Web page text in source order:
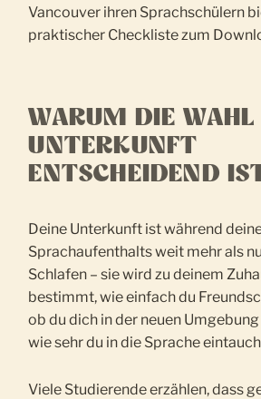
Vancouver ihren Sprachschülern
praktischer Checkliste zum
WARUM DIE WAHL
UNTERKUNFT
ENTSCHEIDEND
Deine Unterkunft ist während
Sprachaufenthalts weit mehr als
Schlafen – sie wird zu deinem
bestimmt, wie einfach du
ob du dich in der neuen
wie sehr du in die Sprache
Viele Studierende erzählen, dass